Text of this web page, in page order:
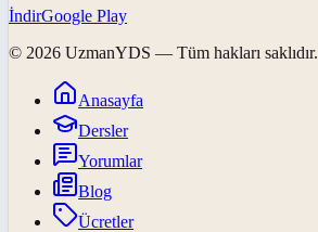
İndirGoogle Play
© 2026 UzmanYDS — Tüm hakları saklıdır.
Anasayfa
Dersler
Yorumlar
Blog
Ücretler